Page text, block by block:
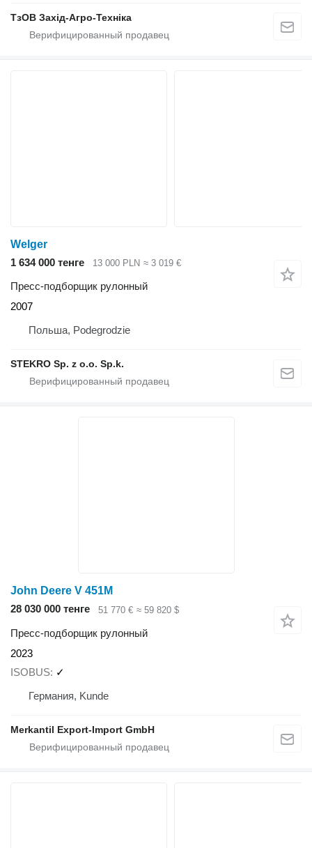
ТзОВ Захід-Агро-Техніка
Welger
1 634 000 тенге
13 000 PLN ≈ 3 019 €
Пресс-подборщик рулонный
2007
Польша, Podegrodzie
STEKRO Sp. z o.o. Sp.k.
John Deere V 451M
28 030 000 тенге
51 770 € ≈ 59 820 $
Пресс-подборщик рулонный
2023
ISOBUS ✓
Германия, Kunde
Merkantil Export-Import GmbH